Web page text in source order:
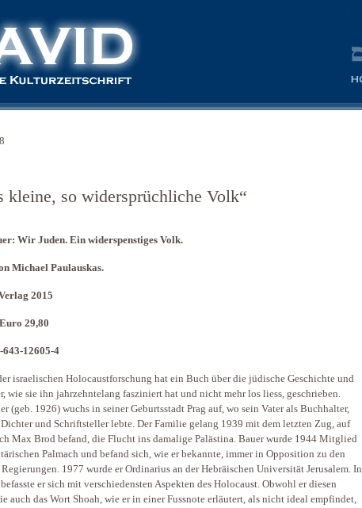
kleine, so widersprüchliche Volk“
Wir Juden. Ein widerspenstiges Volk.
Michael Paulauskas.
2015
29,80
643-12605-4
israelischen Holocaustforschung hat ein Buch über die jüdische Geschichte und
wie sie ihn jahrzehntelang fasziniert hat und nicht mehr los liess, geschrieben.
(geb. 1926) wuchs in seiner Geburtsstadt Prag auf, wo sein Vater als Buchhalter,
und Schriftsteller lebte. Der Familie gelang 1939 mit dem letzten Zug, auf
Max Brod befand, die Flucht ins damalige Palästina. Bauer wurde 1944 Mitglied
Palmach und befand sich, wie er bekannte, immer in Opposition zu den
1977 wurde er Ordinarius an der Hebräischen Universität Jerusalem. In
er sich mit verschiedensten Aspekten des Holocaust. Obwohl er diesen
auch das Wort Shoah, wie er in einer Fussnote erläutert, als nicht ideal empfindet,